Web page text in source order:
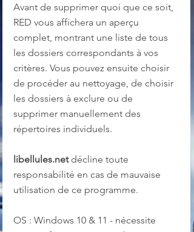
Avant de supprimer quoi que ce soit,
RED vous affichera un aperçu
complet, montrant une liste de tous
les dossiers correspondants à vos
critères. Vous pouvez ensuite choisir
de procéder au nettoyage, de choisir
les dossiers à exclure ou de
supprimer manuellement des
répertoires individuels.
libellules.net décline toute
responsabilité en cas de mauvaise
utilisation de ce programme.
OS : Windows 10 & 11 - nécessite